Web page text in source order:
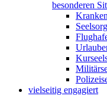
besonderen
vielseitig engagiert